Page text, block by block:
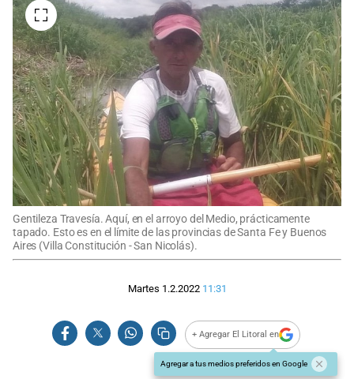
Gentileza Travesía. Aquí, en el arroyo del Medio, prácticamente
tapado. Esto es en el límite de las provincias de Santa Fe y Buenos
Aires (Villa Constitución - San Nicolás).
Martes 1.2.2022 11:31
+ Agregar El Litoral en
Agregar a tus medios preferidos en Google